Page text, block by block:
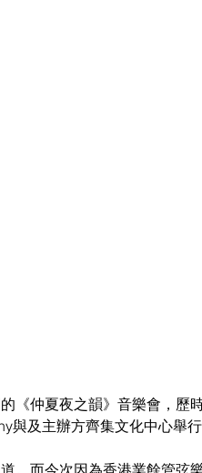
《仲夏夜之韻》音樂會，歷
及主辦方齊集文化中心舉行
。而今次因為香港業餘管弦